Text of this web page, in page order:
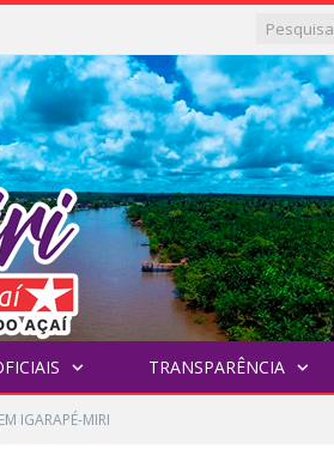
TRANSPARÊNCIA
IGARAPÉ-MIRI